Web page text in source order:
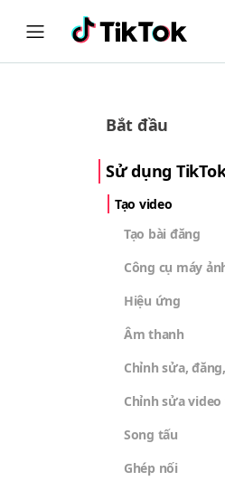
Bắt đầu
Sử dụng
Tạo video
Tạo bài đăng
Công cụ máy
Hiệu ứng
Âm thanh
Chỉnh sửa,
Chỉnh sửa
Song tấu
Ghép nối